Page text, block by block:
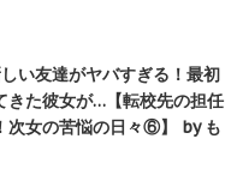
い友達がヤバすぎる！最初
きた彼女が…【転校先の担任
次女の苦悩の日々⑥】 by も